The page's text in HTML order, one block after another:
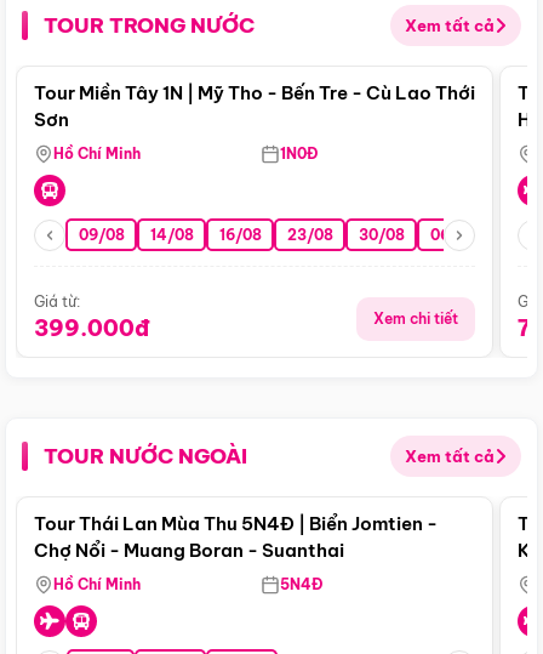
TOUR TRONG NƯỚC Xem tất cả
Điểm nổi bật
Tour Miền Tây 1N | Mỹ Tho - Bến Tre - Cù Lao Thới
Sơn
Hồ Chí Minh 1N0Đ
09/08 14/08 16/08 23/08 30/08 06/09 13/09
Giá từ:
399.000đ Xem chi tiết
TOUR NƯỚC NGOÀI Xem tất cả
Điểm nổi bật
Tour Thái Lan Mùa Thu 5N4Đ | Biển Jomtien -
Chợ Nổi - Muang Boran - Suanthai
Hồ Chí Minh 5N4Đ